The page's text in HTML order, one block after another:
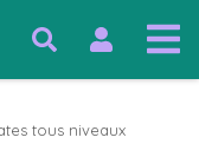
tous niveaux